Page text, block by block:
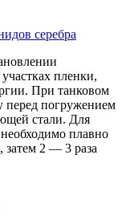
серебра
пленки,
При танковом
перед погружением
стали. Для
плавно
затем 2 — 3 раза